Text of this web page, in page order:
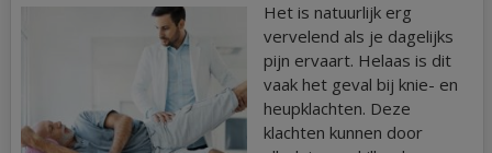
Het is natuurlijk erg
vervelend als je dagelijks
pijn ervaart. Helaas is dit
vaak het geval bij knie- en
heupklachten. Deze
klachten kunnen door